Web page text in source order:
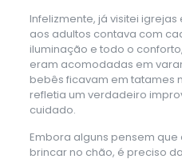
Infelizmente, já visitei
aos adultos contava com
iluminação e todo o
eram acomodadas em
bebês ficavam em tatames
refletia um verdadeiro
cuidado.
Embora alguns pensem
brincar no chão, é preciso